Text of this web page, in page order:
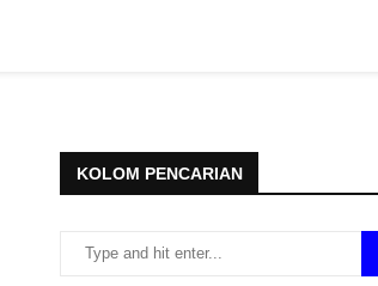
KOLOM PENCARIAN